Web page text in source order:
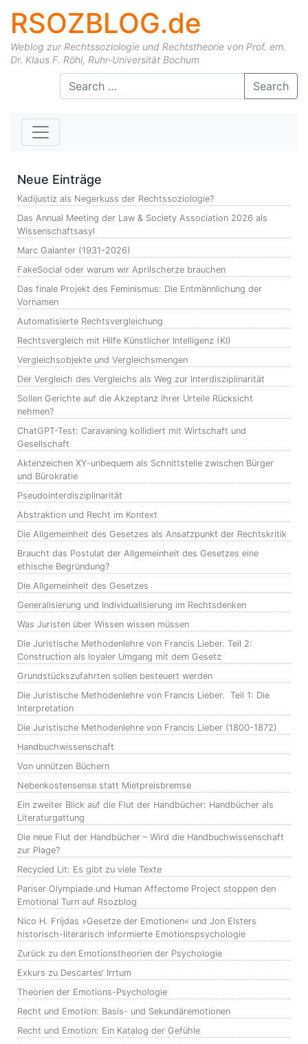
RSOZBLOG.de
Weblog zur Rechtssoziologie und Rechtstheorie von Prof. em.
Dr. Klaus F. Röhl, Ruhr-Universität Bochum
Skip to content Search
Neue Einträge
Kadijustiz als Negerkuss der Rechtssoziologie?
Das Annual Meeting der Law & Society Association 2026 als
Wissenschaftsasyl
Marc Galanter (1931-2026)
FakeSocial oder warum wir Aprilscherze brauchen
Das finale Projekt des Feminismus: Die Entmännlichung der
Vornamen
Automatisierte Rechtsvergleichung
Rechtsvergleich mit Hilfe Künstlicher Intelligenz (KI)
Vergleichsobjekte und Vergleichsmengen
Der Vergleich des Vergleichs als Weg zur Interdisziplinarität
Sollen Gerichte auf die Akzeptanz ihrer Urteile Rücksicht
nehmen?
ChatGPT-Test: Caravaning kollidiert mit Wirtschaft und
Gesellschaft
Aktenzeichen XY-unbequem als Schnittstelle zwischen Bürger
und Bürokratie
Pseudointerdisziplinarität
Abstraktion und Recht im Kontext
Die Allgemeinheit des Gesetzes als Ansatzpunkt der Rechtskritik
Braucht das Postulat der Allgemeinheit des Gesetzes eine
ethische Begründung?
Die Allgemeinheit des Gesetzes
Generalisierung und Individualisierung im Rechtsdenken
Was Juristen über Wissen wissen müssen
Die Juristische Methodenlehre von Francis Lieber. Teil 2:
Construction als loyaler Umgang mit dem Gesetz
Grundstückszufahrten sollen besteuert werden
Die Juristische Methodenlehre von Francis Lieber. Teil 1: Die
Interpretation
Die Juristische Methodenlehre von Francis Lieber (1800-1872)
Handbuchwissenschaft
Von unnützen Büchern
Nebenkostensense statt Mietpreisbremse
Ein zweiter Blick auf die Flut der Handbücher: Handbücher als
Literaturgattung
Die neue Flut der Handbücher – Wird die Handbuchwissenschaft
zur Plage?
Recycled Lit: Es gibt zu viele Texte
Pariser Olympiade und Human Affectome Project stoppen den
Emotional Turn auf Rsozblog
Nico H. Frijdas »Gesetze der Emotionen« und Jon Elsters
historisch-literarisch informierte Emotionspsychologie
Zurück zu den Emotionstheorien der Psychologie
Exkurs zu Descartes‘ Irrtum
Theorien der Emotions-Psychologie
Recht und Emotion: Basis- und Sekundäremotionen
Recht und Emotion: Ein Katalog der Gefühle